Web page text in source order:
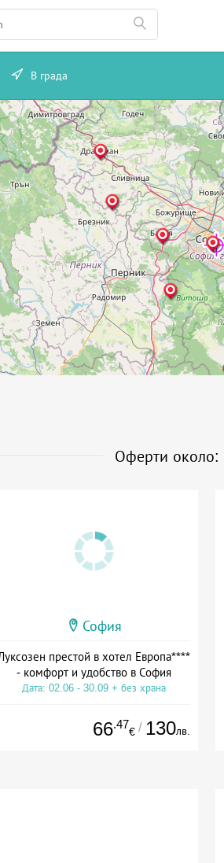
В града
Оферти около:
София
престой в хотел Европа****
- комфорт и удобство в София
Дата: 02.06 - 30.09 + без храна
66.47
€ / 130лв.